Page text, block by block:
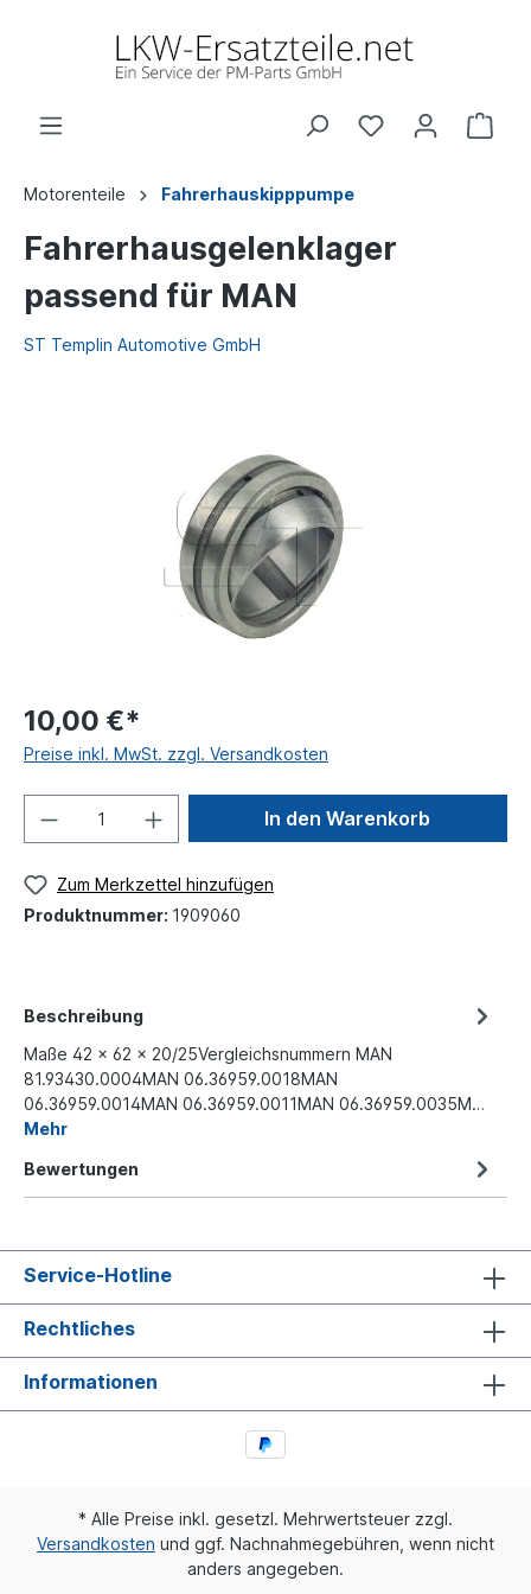
Motorenteile Fahrerhauskipppumpe
Fahrerhausgelenklager
passend für MAN
ST Templin Automotive GmbH
10,00 €*
Preise inkl. MwSt. zzgl. Versandkosten
In den Warenkorb
Zum Merkzettel hinzufügen
Produktnummer: 1909060
Beschreibung
Maße 42 x 62 x 20/25Vergleichsnummern MAN
81.93430.0004MAN 06.36959.0018MAN
06.36959.0014MAN 06.36959.0011MAN 06.36959.0035M…
Mehr
Bewertungen
Service-Hotline
Rechtliches
Informationen
* Alle Preise inkl. gesetzl. Mehrwertsteuer zzgl.
Versandkosten und ggf. Nachnahmegebühren, wenn nicht
anders angegeben.